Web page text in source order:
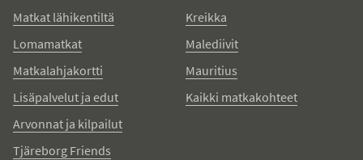
Matkat lähikentiltä
Lomamatkat
Matkalahjakortti
Lisäpalvelut ja edut
Arvonnat ja kilpailut
Tjäreborg Friends
Kreikka
Malediivit
Mauritius
Kaikki matkakohteet